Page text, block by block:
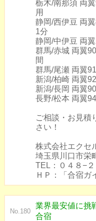
栃木/南那須
用
静岡/西伊豆
1分
静岡/中伊豆
群馬/赤城 両
間
群馬/尾瀬 両
新潟/柏崎 両
新潟/長岡 両
長野/松本 両
ご相談・お見積
さい！
株式会社エクセ
埼玉県川口市栄
TEL：０４８−２
ＨＰ：「合宿ガ
No.180
業界最安値に挑
合宿